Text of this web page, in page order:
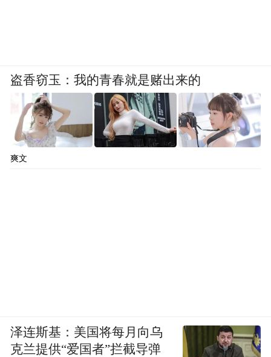
盗香窃玉：我的青春就是赌出来的
爽文
泽连斯基：美国将每月向乌
克兰提供“爱国者”拦截导弹